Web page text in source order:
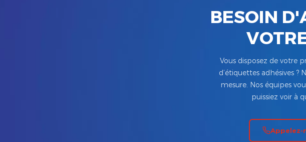
BESOIN
Vous disposez de votre
d’étiquettes adhésives ?
mesure. Nos équipes
puissiez voir à
Appelez-